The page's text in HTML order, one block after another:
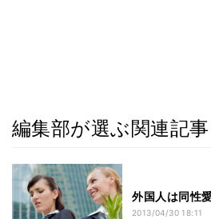
編集部が選ぶ関連記事
外国人は同性
2013/04/30 18:11